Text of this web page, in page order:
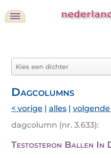
Dagcolumns
< vorige | alles | volgende
dagcolumn (nr. 3.633):
Testosteron Ballen In